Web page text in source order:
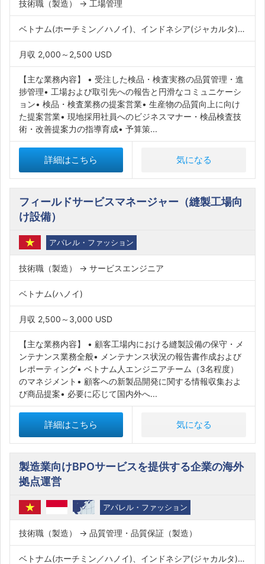
技術職（製造） → 工場管理
ベトナム(ホーチミン／ハノイ)、インドネシア(ジャカルタ)、その他(Bangladesh)、その他(India)
月収 2,000～2,500 USD
【主な業務内容】 • 受注した検品・検査実務の品質管理・進
捗管理• 工場および取引先への報告と円滑なコミュニケーシ
ョン• 検品・検査業務の提案営業• 生産物の品質向上に向け
た提案営業• 現地採用社員へのビジネスマナー・検品検査技
術・改善提案力の指導育成• 予算策...
詳細はこちら 気になる
フィールドサービスマネージャー（縫製工場向
け設備）
アパレル・ファッション
技術職（製造） → サービスエンジニア
ベトナム(ハノイ)
月収 2,500～3,000 USD
【主な業務内容】 • 顧客工場内における縫製設備の保守・メ
ンテナンス業務全般• メンテナンス状況の報告書作成および
レポーティング• ベトナム人エンジニアチーム（3名程度）
のマネジメント• 顧客への新製品開発に関する情報収集およ
び商品提案• 必要に応じて国内外へ...
詳細はこちら 気になる
製造業向けBPOサービスを提供する企業の海外
拠点運営
アパレル・ファッション
技術職（製造） → 品質管理・品質保証（製造）
ベトナム(ホーチミン／ハノイ)、インドネシア(ジャカルタ)、インド、バングラデシュ